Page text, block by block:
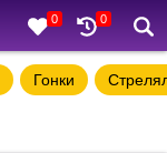
0 0
Гонки